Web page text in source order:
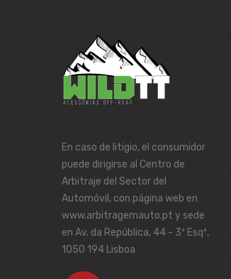
En caso de litigio, el consumidor
puede dirigirse al Centro de
Arbitraje del Sector del
Automóvil, con página web en
www.arbitragemauto.pt y sede
en Av. da República, 44 - 3º Esqº,
1050 194 Lisboa